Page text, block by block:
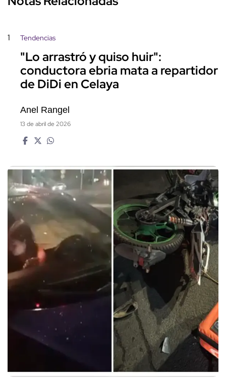
1 Tendencias
"Lo arrastró y quiso huir":
conductora ebria mata a repartidor
de DiDi en Celaya
Anel Rangel
13 de abril de 2026